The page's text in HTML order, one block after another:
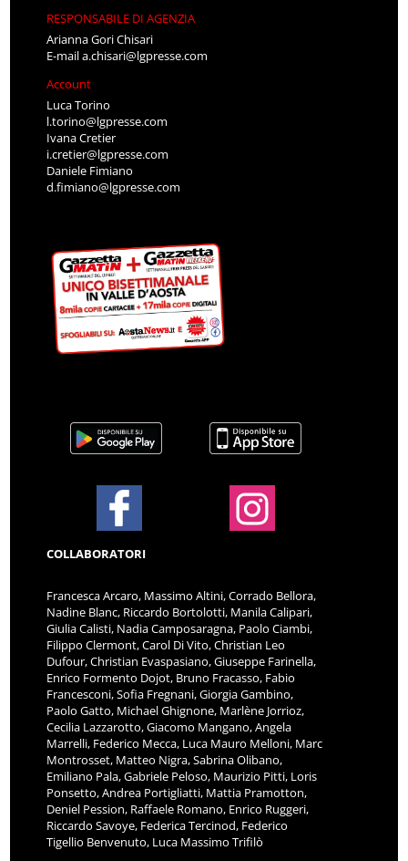
RESPONSABILE DI AGENZIA
Arianna Gori Chisari
E-maila.chisari@lgpresse.com
Account
Luca Torino
l.torino@lgpresse.com
Ivana Cretier
i.cretier@lgpresse.com
Daniele Fimiano
d.fimiano@lgpresse.com
COLLABORATORI
Francesca Arcaro, Massimo Altini, Corrado Bellora,
Nadine Blanc, Riccardo Bortolotti, Manila Calipari,
Giulia Calisti, Nadia Camposaragna, Paolo Ciambi,
Filippo Clermont, Carol Di Vito, Christian Leo
Dufour, Christian Evaspasiano, Giuseppe Farinella,
Enrico Formento Dojot, Bruno Fracasso, Fabio
Francesconi, Sofia Fregnani, Giorgia Gambino,
Paolo Gatto, Michael Ghignone, Marlène Jorrioz,
Cecilia Lazzarotto, Giacomo Mangano, Angela
Marrelli, Federico Mecca, Luca Mauro Melloni, Marc
Montrosset, Matteo Nigra, Sabrina Olibano,
Emiliano Pala, Gabriele Peloso, Maurizio Pitti, Loris
Ponsetto, Andrea Portigliatti, Mattia Pramotton,
Deniel Pession, Raffaele Romano, Enrico Ruggeri,
Riccardo Savoye, Federica Tercinod, Federico
Tigellio Benvenuto, Luca Massimo Trifilò